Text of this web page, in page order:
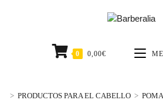
0 0,00€
> PRODUCTOS PARA EL CABELLO >